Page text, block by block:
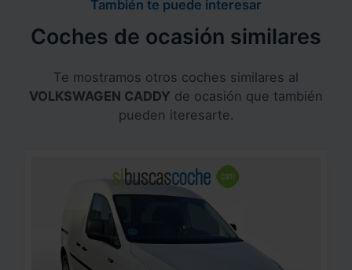
También te puede interesar
Coches de ocasión similares
Te mostramos otros coches similares al
VOLKSWAGEN CADDY de ocasión que también
pueden iteresarte.